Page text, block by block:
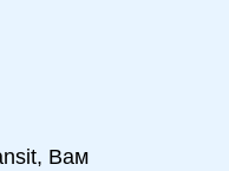
Вам